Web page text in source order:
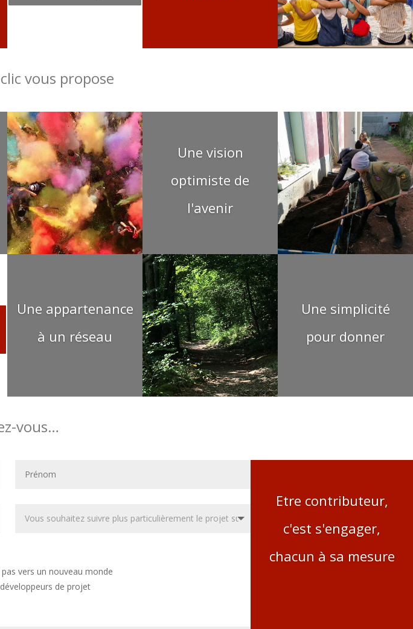
vous propose
Une vision
optimiste de
l'avenir
Une appartenance
à un réseau
Une simplicité
pour donner
vous…
vers un nouveau monde
de projet
Etre contributeur,
c'est s'engager,
chacun à sa mesure